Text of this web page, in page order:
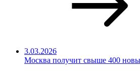
3.03.2026
Москва получит свыше 400